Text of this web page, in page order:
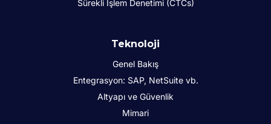
Sürekli İşlem Denetimi (CTCs)
Teknoloji
Genel Bakış
Entegrasyon: SAP, NetSuite vb.
Altyapı ve Güvenlik
Mimari